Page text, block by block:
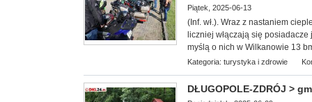
Piątek, 2025-06-13
(Inf. wł.). Wraz z nastaniem
liczniej włączają się
myślą o nich w Wilkanowie 13
Kategoria: turystyka i zdrowie
DŁUGOPOLE-ZDRÓJ >